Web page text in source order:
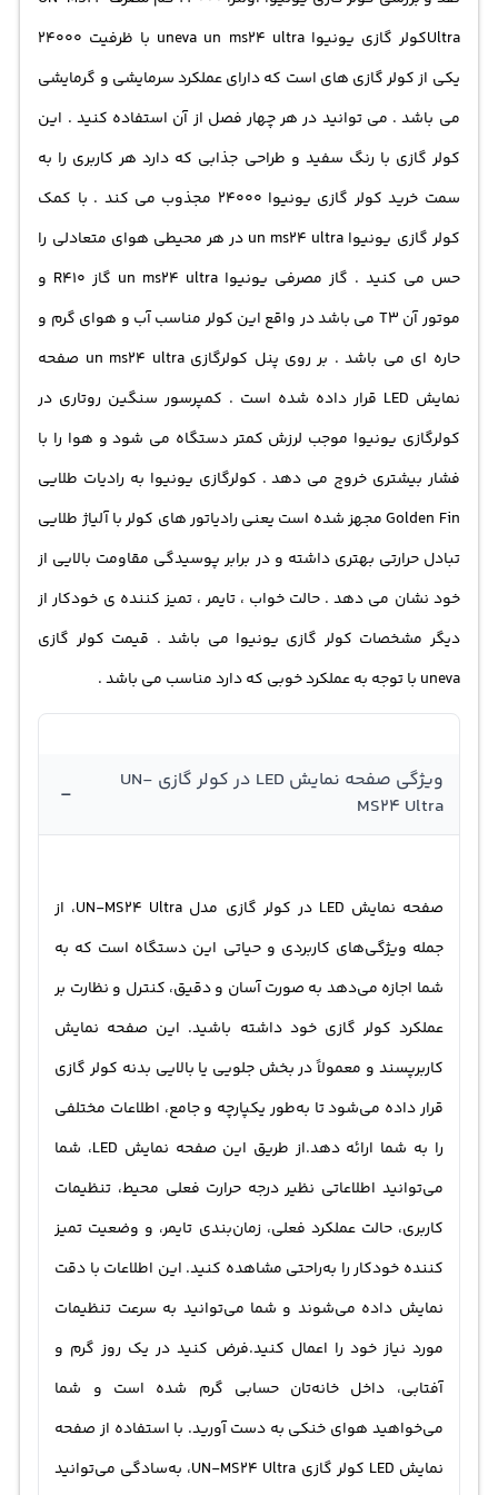
Ultraکولر گازی
یونیوا uneva un ms24 ultra با ظرفیت 24000
یکی از کولر گازی های است که دارای عملکرد سرمایشی و گرمایشی
می باشد . می توانید در هر چهار فصل از آن استفاده کنید . این
کولر گازی با رنگ سفید و طراحی جذابی که دارد هر کاربری را به
سمت خرید کولر گازی یونیوا ۲۴۰۰۰
مجذوب می کند . با کمک
کولر گازی یونیوا un ms24 ultra در هر محیطی هوای متعادلی را
حس می کنید . گاز مصرفی یونیوا un ms24 ultra گاز R410 و
موتور آن T3 می باشد در واقع این کولر مناسب آب و هوای گرم و
حاره ای می باشد . بر روی پنل کولرگازی un ms24 ultra صفحه
نمایش LED قرار داده شده است . کمپرسور سنگین روتاری در
کولرگازی یونیوا موجب لرزش کمتر دستگاه می شود و هوا را با
فشار بیشتری خروج می دهد . کولرگازی یونیوا به رادیات طلایی
Golden Fin مجهز شده است یعنی رادیاتور های کولر با آلیاژ طلایی
تبادل حرارتی بهتری داشته و در برابر پوسیدگی مقاومت بالایی از
خود نشان می دهد . حالت خواب ، تایمر ، تمیز کننده ی خودکار از
دیگر مشخصات کولر گازی یونیوا می باشد . قیمت کولر گازی
uneva با توجه به عملکرد خوبی که دارد مناسب می باشد .
ویژگی صفحه نمایش LED در کولر گازی UN-
MS24 Ultra
-
صفحه نمایش LED در کولر گازی مدل UN-MS24 Ultra، از
جمله ویژگی‌های کاربردی و حیاتی این دستگاه است که به
شما اجازه می‌دهد به صورت آسان و دقیق، کنترل و نظارت بر
عملکرد کولر گازی خود داشته باشید. این صفحه نمایش
کاربرپسند و معمولاً در بخش جلویی یا بالایی بدنه کولر گازی
قرار داده می‌شود تا به‌طور یکپارچه و جامع، اطلاعات مختلفی
را به شما ارائه دهد.از طریق این صفحه نمایش LED، شما
می‌توانید اطلاعاتی نظیر درجه حرارت فعلی محیط، تنظیمات
کاربری، حالت عملکرد فعلی، زمان‌بندی تایمر، و وضعیت تمیز
کننده خودکار را به‌راحتی مشاهده کنید. این اطلاعات با دقت
نمایش داده می‌شوند و شما می‌توانید به سرعت تنظیمات
مورد نیاز خود را اعمال کنید.فرض کنید در یک روز گرم و
آفتابی، داخل خانه‌تان حسابی گرم شده است و شما
می‌خواهید هوای خنکی به دست آورید. با استفاده از صفحه
نمایش LED کولر گازی UN-MS24 Ultra، به‌سادگی می‌توانید